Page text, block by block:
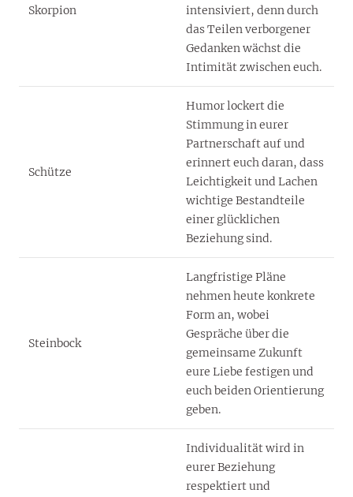
Skorpion
intensiviert, denn durch
das Teilen verborgener
Gedanken wächst die
Intimität zwischen euch.
Schütze
Humor lockert die
Stimmung in eurer
Partnerschaft auf und
erinnert euch daran, dass
Leichtigkeit und Lachen
wichtige Bestandteile
einer glücklichen
Beziehung sind.
Steinbock
Langfristige Pläne
nehmen heute konkrete
Form an, wobei
Gespräche über die
gemeinsame Zukunft
eure Liebe festigen und
euch beiden Orientierung
geben.
Individualität wird in
eurer Beziehung
respektiert und